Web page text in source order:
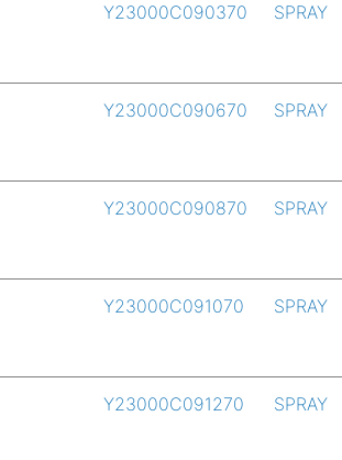
Y23000C090370 SPRAY
Y23000C090670 SPRAY
Y23000C090870 SPRAY
Y23000C091070 SPRAY
Y23000C091270 SPRAY